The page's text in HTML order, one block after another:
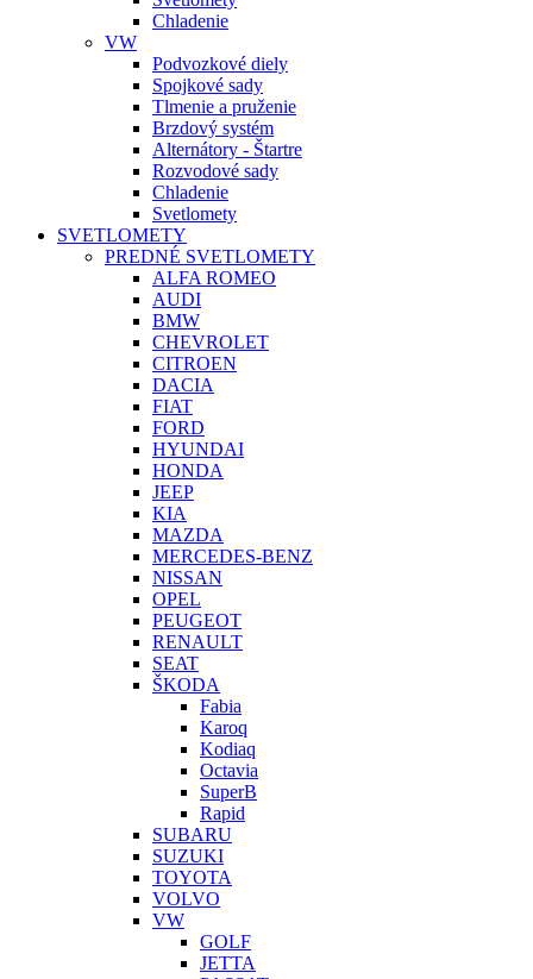
Chladenie
VW
Podvozkové diely
Spojkové sady
Tlmenie a pruženie
Brzdový systém
Alternátory - Štartre
Rozvodové sady
Chladenie
Svetlomety
SVETLOMETY
PREDNÉ SVETLOMETY
ALFA ROMEO
AUDI
BMW
CHEVROLET
CITROEN
DACIA
FIAT
FORD
HYUNDAI
HONDA
JEEP
KIA
MAZDA
MERCEDES-BENZ
NISSAN
OPEL
PEUGEOT
RENAULT
SEAT
ŠKODA
Fabia
Karoq
Kodiaq
Octavia
SuperB
Rapid
SUBARU
SUZUKI
TOYOTA
VOLVO
VW
GOLF
JETTA